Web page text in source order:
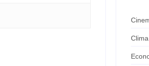
Clima